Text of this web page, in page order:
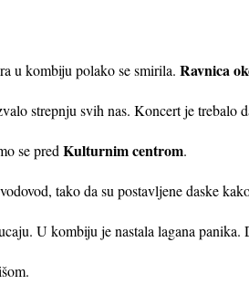
u kombiju polako se smirila. Ravnica
strepnju svih nas. Koncert je trebalo
se pred Kulturnim centrom.
tako da su postavljene daske
U kombiju je nastala lagana